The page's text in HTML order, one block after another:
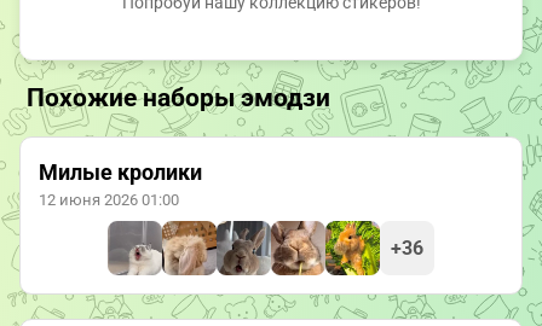
Похожие наборы эмодзи
Милые кролики
12 июня 2026 01:00
+36